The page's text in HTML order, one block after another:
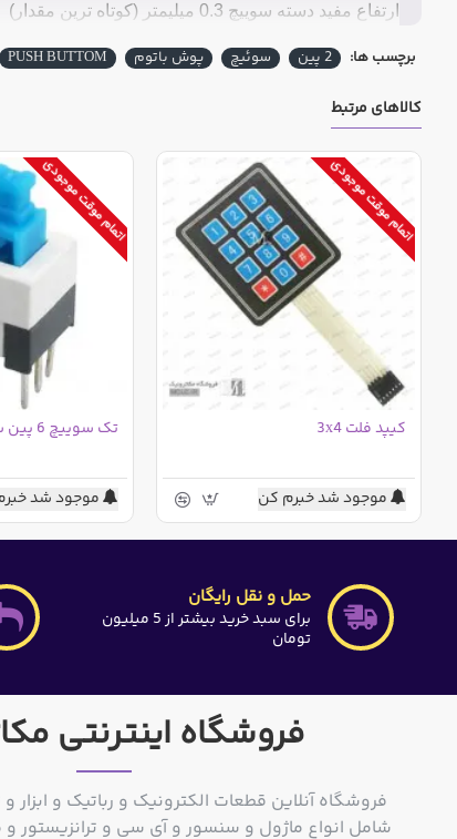
ارتفاع مفید دسته سوییچ 0.3 میلیمتر (کوتاه ترین مقدار)
برچسب ها: 2 پین سوئیچ پوش باتوم PUSH BUTTOM
کالاهای مرتبط
اتمام موقت موجودی
کیپد فلت 3x4
موجود شد خبرم کن
اتمام موقت موجودی
تک سوییچ 6 پین سایز 7x7 میلی متر
موجود شد
حمل و نقل رایگان
برای سبد خرید بیشتر از 5 میلیون
تومان
فروشگاه اینترنتی
فروشگاه آنلاین قطعات الکترونیک و رباتیک و
شامل انواع ماژول و سنسور و آی سی و ترانزیستور